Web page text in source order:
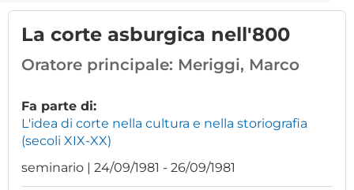
La corte asburgica nell'800
Oratore principale: Meriggi, Marco
Fa parte di:
L'idea di corte nella cultura e nella storiografia
(secoli XIX-XX)
seminario | 24/09/1981 - 26/09/1981